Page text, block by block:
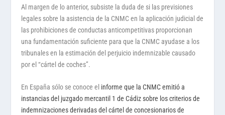
Al margen de lo anterior, subsiste la duda de si las previsiones
legales sobre la asistencia de la CNMC en la aplicación judicial de
las prohibiciones de conductas anticompetitivas proporcionan
una fundamentación suficiente para que la CNMC ayudase a los
tribunales en la estimación del perjuicio indemnizable causado
por el “cártel de coches”.
En España sólo se conoce el informe que la CNMC emitió a
instancias del juzgado mercantil 1 de Cádiz sobre los criterios de
indemnizaciones derivadas del cártel de concesionarios de